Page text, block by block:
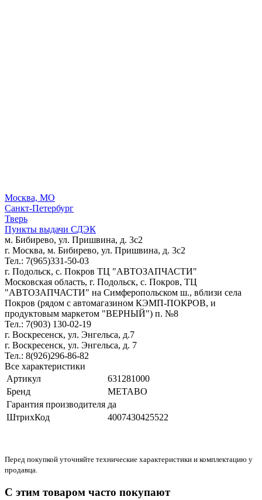
Москва, МО
Санкт-Петербург
Тверь
Пункты выдачи СДЭК
м. Бибирево, ул. Пришвина, д. 3с2
г. Москва, м. Бибирево, ул. Пришвина, д. 3с2
Тел.: 7(965)331-50-03
г. Подольск, c. Покров ТЦ "АВТОЗАПЧАСТИ"
Московская область, г. Подольск, c. Покров, ТЦ
"АВТОЗАПЧАСТИ" на Симферопольском ш., вблизи села
Покров (рядом с автомагазином КЭМП-ПОКРОВ, и
продуктовым маркетом "ВЕРНЫЙ") п. №8
Тел.: 7(903) 130-02-19
г. Воскресенск, ул. Энгельса, д.7
г. Воскресенск, ул. Энгельса, д. 7
Тел.: 8(926)296-86-82
Все характеристики
Артикул
631281000
Бренд
METABO
Гарантия производителя да
ШтрихКод
4007430425522
Перед покупкой уточняйте технические характеристики и комплектацию у
продавца.
С этим товаром часто покупают